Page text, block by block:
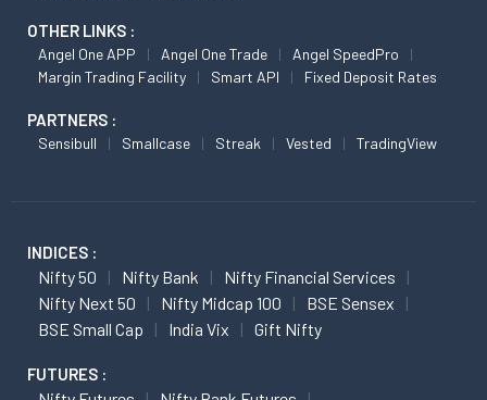
OTHER LINKS :
Angel One APP Angel One Trade
Angel SpeedPro
Margin Trading Facility
Smart API Fixed Deposit Rates
PARTNERS :
Sensibull Smallcase Streak Vested TradingView
INDICES :
Nifty 50 Nifty Bank
Nifty Financial Services
Nifty Next 50
Nifty Midcap 100
BSE Sensex
BSE Small Cap
India Vix Gift Nifty
FUTURES :